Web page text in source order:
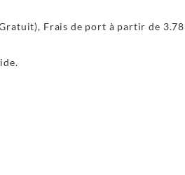
Frais de port à partir de